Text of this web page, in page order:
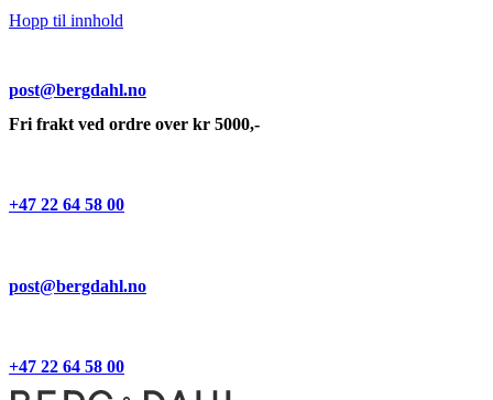
Hopp til innhold
post@bergdahl.no
Fri frakt ved ordre over kr 5000,-
+47 22 64 58 00
post@bergdahl.no
+47 22 64 58 00